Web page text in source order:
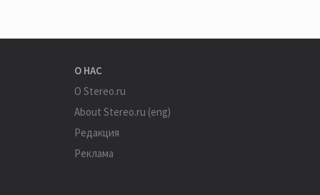
О НАС
О Stereo.ru
About Stereo.ru (eng)
Редакция
Реклама